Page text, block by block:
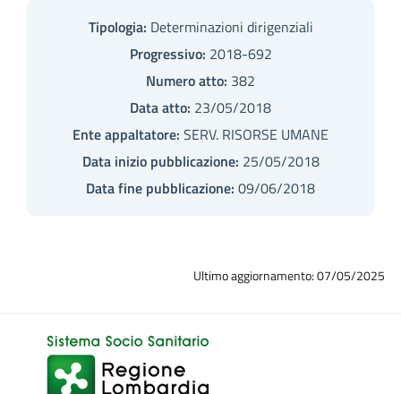
Tipologia: Determinazioni dirigenziali
Progressivo: 2018-692
Numero atto: 382
Data atto: 23/05/2018
Ente appaltatore: SERV. RISORSE UMANE
Data inizio pubblicazione: 25/05/2018
Data fine pubblicazione: 09/06/2018
Ultimo aggiornamento: 07/05/2025